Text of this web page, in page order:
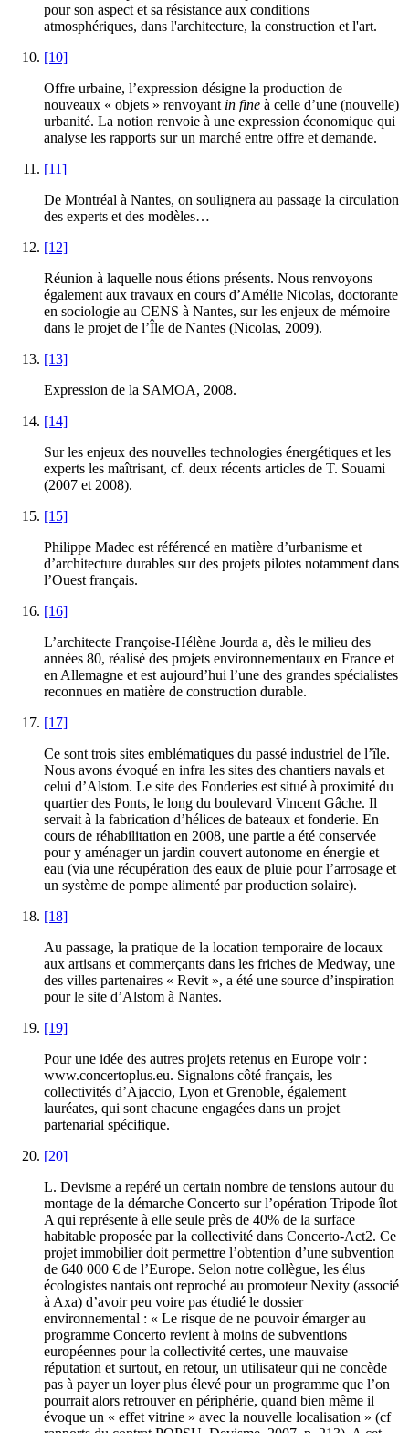
pour son aspect et sa résistance aux conditions
atmosphériques, dans l'architecture, la construction et l'art.
[10]
Offre urbaine, l’expression désigne la production de
nouveaux « objets » renvoyant in fine à celle d’une (nouvelle)
urbanité. La notion renvoie à une expression économique qui
analyse les rapports sur un marché entre offre et demande.
[11]
De Montréal à Nantes, on soulignera au passage la circulation
des experts et des modèles…
[12]
Réunion à laquelle nous étions présents. Nous renvoyons
également aux travaux en cours d’Amélie Nicolas, doctorante
en sociologie au CENS à Nantes, sur les enjeux de mémoire
dans le projet de l’Île de Nantes (Nicolas, 2009).
[13]
Expression de la SAMOA, 2008.
[14]
Sur les enjeux des nouvelles technologies énergétiques et les
experts les maîtrisant, cf. deux récents articles de T. Souami
(2007 et 2008).
[15]
Philippe Madec est référencé en matière d’urbanisme et
d’architecture durables sur des projets pilotes notamment dans
l’Ouest français.
[16]
L’architecte Françoise-Hélène Jourda a, dès le milieu des
années 80, réalisé des projets environnementaux en France et
en Allemagne et est aujourd’hui l’une des grandes spécialistes
reconnues en matière de construction durable.
[17]
Ce sont trois sites emblématiques du passé industriel de l’île.
Nous avons évoqué en infra les sites des chantiers navals et
celui d’Alstom. Le site des Fonderies est situé à proximité du
quartier des Ponts, le long du boulevard Vincent Gâche. Il
servait à la fabrication d’hélices de bateaux et fonderie. En
cours de réhabilitation en 2008, une partie a été conservée
pour y aménager un jardin couvert autonome en énergie et
eau (via une récupération des eaux de pluie pour l’arrosage et
un système de pompe alimenté par production solaire).
[18]
Au passage, la pratique de la location temporaire de locaux
aux artisans et commerçants dans les friches de Medway, une
des villes partenaires « Revit », a été une source d’inspiration
pour le site d’Alstom à Nantes.
[19]
Pour une idée des autres projets retenus en Europe voir :
www.concertoplus.eu. Signalons côté français, les
collectivités d’Ajaccio, Lyon et Grenoble, également
lauréates, qui sont chacune engagées dans un projet
partenarial spécifique.
[20]
L. Devisme a repéré un certain nombre de tensions autour du
montage de la démarche Concerto sur l’opération Tripode îlot
A qui représente à elle seule près de 40% de la surface
habitable proposée par la collectivité dans Concerto-Act2. Ce
projet immobilier doit permettre l’obtention d’une subvention
de 640 000 € de l’Europe. Selon notre collègue, les élus
écologistes nantais ont reproché au promoteur Nexity (associé
à Axa) d’avoir peu voire pas étudié le dossier
environnemental : « Le risque de ne pouvoir émarger au
programme Concerto revient à moins de subventions
européennes pour la collectivité certes, une mauvaise
réputation et surtout, en retour, un utilisateur qui ne concède
pas à payer un loyer plus élevé pour un programme que l’on
pourrait alors retrouver en périphérie, quand bien même il
évoque un « effet vitrine » avec la nouvelle localisation » (cf